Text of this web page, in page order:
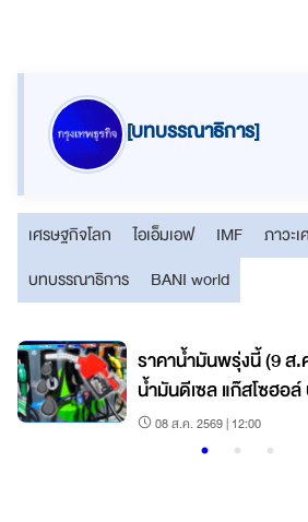
[บทบรรณาธิการ]
เศรษฐกิจโลก ไอเอ็มเอฟ IMF
ภาวะ
บทบรรณาธิการ
BANI world
ราคาน้ำมันพรุ่งนี้ (9 ส.
น้ำมันดีเซล แก๊สโซฮอ
เชลล์08 ส.ค. 2569 | 12:00